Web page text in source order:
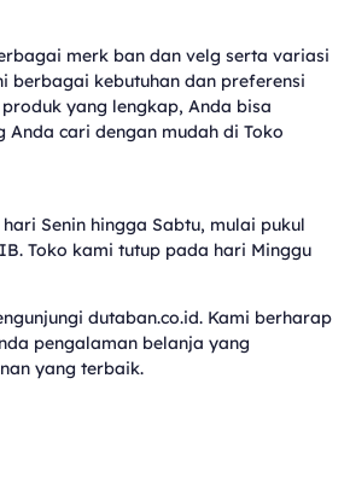
merk ban dan velg serta variasi
berbagai kebutuhan dan preferensi
yang lengkap, Anda bisa
Anda cari dengan mudah di Toko
Senin hingga Sabtu, mulai pukul
Toko kami tutup pada hari Minggu
dutaban.co.id. Kami berharap
pengalaman belanja yang
yang terbaik.